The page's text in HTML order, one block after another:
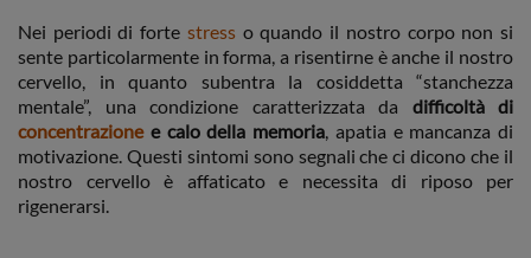
Nei periodi di forte stresso quando il nostro corpo non si
sente particolarmente in forma, a risentirne è anche il nostro
cervello, in quanto subentra la cosiddetta “stanchezza
mentale”, una condizione caratterizzata da difficoltà di
concentrazionee calo della memoria, apatia e mancanza di
motivazione. Questi sintomi sono segnali che ci dicono che il
nostro cervello è affaticato e necessita di riposo per
rigenerarsi.